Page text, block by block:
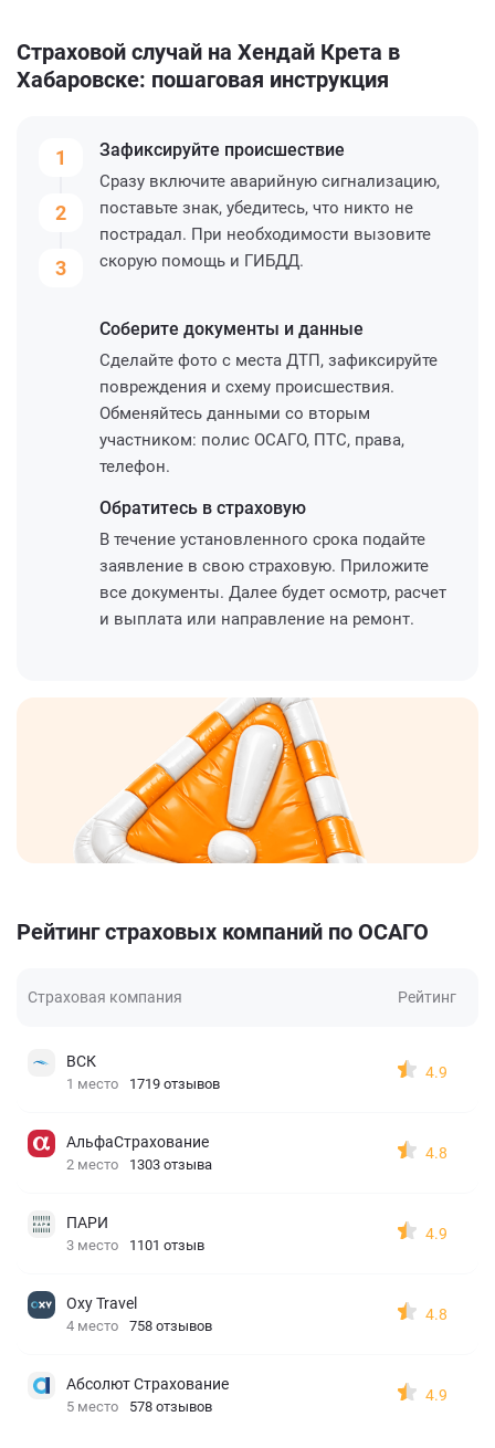
Страховой случай на Хендай Крета в
Хабаровске: пошаговая инструкция
1
2
3
Зафиксируйте происшествие
Сразу включите аварийную сигнализацию,
поставьте знак, убедитесь, что никто не
пострадал. При необходимости вызовите
скорую помощь и ГИБДД.
Соберите документы и данные
Сделайте фото с места ДТП, зафиксируйте
повреждения и схему происшествия.
Обменяйтесь данными со вторым
участником: полис ОСАГО, ПТС, права,
телефон.
Обратитесь в страховую
В течение установленного срока подайте
заявление в свою страховую. Приложите
все документы. Далее будет осмотр, расчет
и выплата или направление на ремонт.
Рейтинг страховых компаний по ОСАГО
Страховая компания Рейтинг
ВСК
1 место 1719 отзывов
4.9
АльфаСтрахование
2 место 1303 отзыва
4.8
ПАРИ
3 место 1101 отзыв
4.9
Oxy Travel
4 место 758 отзывов
4.8
Абсолют Страхование
5 место 578 отзывов
4.9